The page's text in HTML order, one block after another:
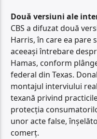
Două versiuni ale
CBS a difuzat două
Harris, în care ea pare
aceeași întrebare
Hamas, conform
federal din Texas.
montajul interviului
texană privind
protecția
unor acte false,
comerț.